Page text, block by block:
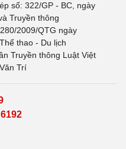
số: 322/GP - BC, ngày
Truyền thông
2009/QTG ngày
thao - Du lịch
Truyền thông Luật Việt
Trí